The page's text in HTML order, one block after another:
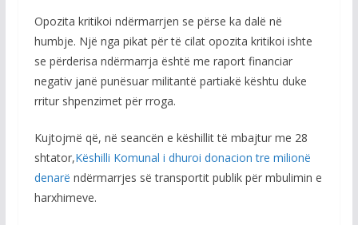
Opozita kritikoi ndërmarrjen se përse ka dalë në
humbje. Një nga pikat për të cilat opozita kritikoi ishte
se përderisa ndërmarrja është me raport financiar
negativ janë punësuar militantë partiakë kështu duke
rritur shpenzimet për rroga.
Kujtojmë që, në seancën e këshillit të mbajtur me 28
shtator,Këshilli Komunal i dhuroi donacion tre milionë
denarë ndërmarrjes së transportit publik për mbulimin e
harxhimeve.